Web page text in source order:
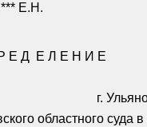
Е.Н.
Е Д Е Л Е Н И Е
г.
областного суда в